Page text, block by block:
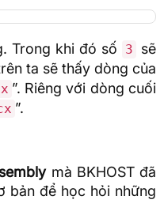
Trong khi đó số 3
sẽ
ta sẽ thấy dòng của
”. Riêng với dòng cuối
”.
mà BKHOST đã
bản để học hỏi những